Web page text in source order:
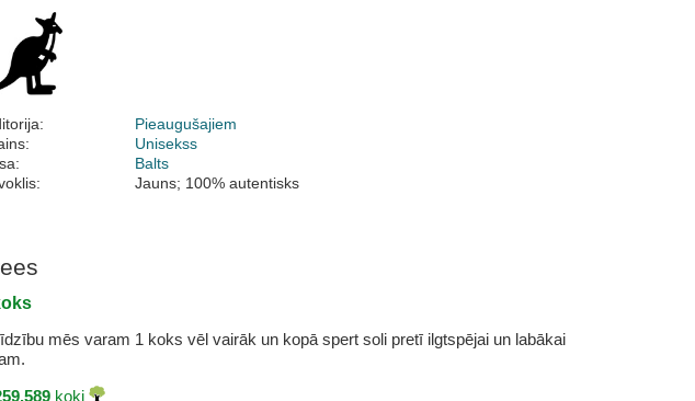
Pieaugušajiem
Unisekss
Balts
Jauns; 100% autentisks
mēs varam 1 koks vēl vairāk un kopā spert soli pretī ilgtspējai un labākai
koki